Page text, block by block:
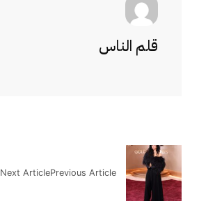
قلم الناس
Previous Article
Next Article